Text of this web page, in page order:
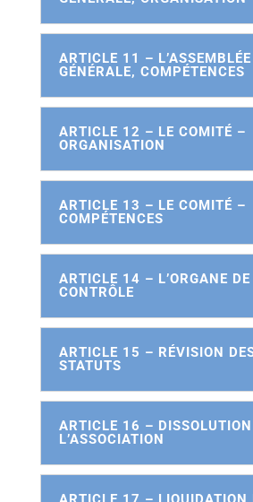
ARTICLE 11 – L’ASSEMBLÉE
GÉNÉRALE, COMPÉTENCES
ARTICLE 12 – LE COMITÉ –
ORGANISATION
ARTICLE 13 – LE COMITÉ –
COMPÉTENCES
ARTICLE 14 – L’ORGANE DE
CONTRÔLE
ARTICLE 15 – RÉVISION
STATUTS
ARTICLE 16 – DISSOLUTION
L’ASSOCIATION